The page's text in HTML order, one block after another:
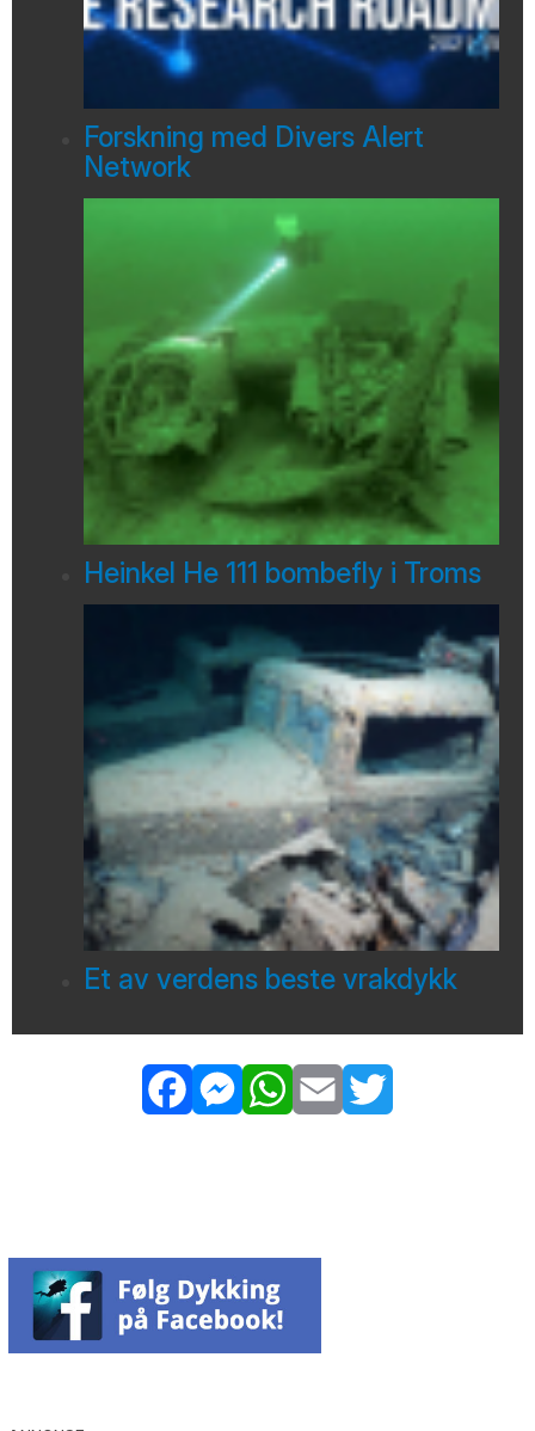
Forskning med Divers Alert
Network
Heinkel He 111 bombefly i Troms
Et av verdens beste vrakdykk